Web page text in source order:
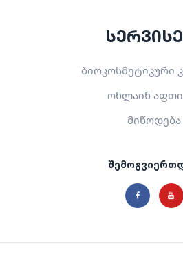
ბიოკოსმეტიკური
ონლაინ
მიწოდება